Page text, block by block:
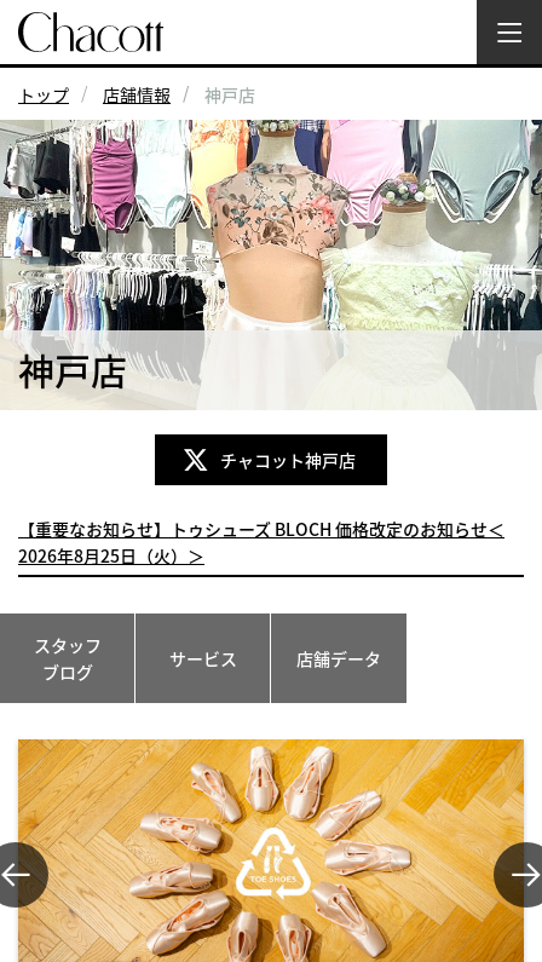
トップ 店舗情報 神戸店
神戸店
チャコット神戸店
【重要なお知らせ】トゥシューズ BLOCH 価格改定のお知らせ＜
2026年8月25日（火）＞
スタッフ
ブログ
サービス 店舗データ